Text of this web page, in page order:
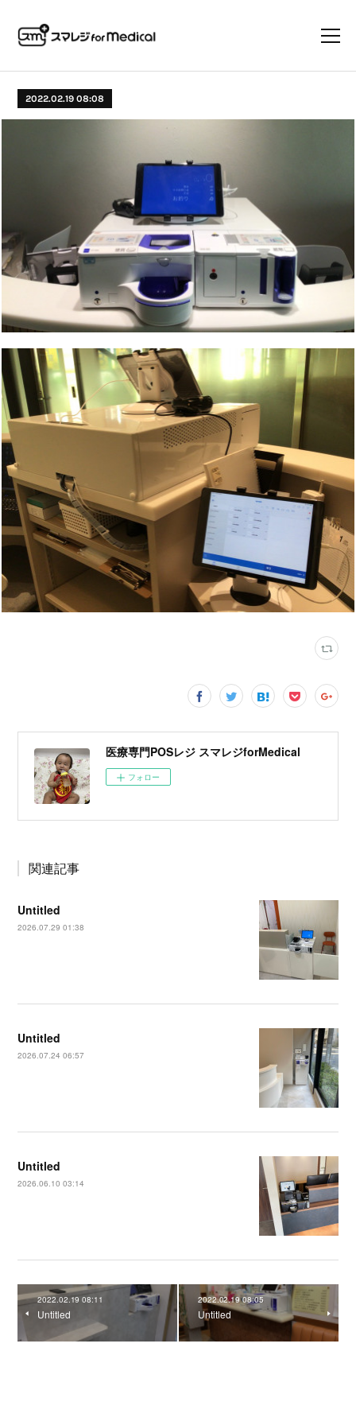
2022.02.19 08:08
医療専門POSレジ スマレジforMedical
フォロー
関連記事
Untitled
2026.07.29 01:38
Untitled
2026.07.24 06:57
Untitled
2026.06.10 03:14
2022.02.19 08:11
Untitled
2022.02.19 08:05
Untitled